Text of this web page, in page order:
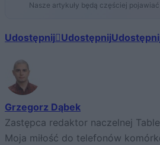
Nasze artykuły będą częściej
Udostępnij Udostępnij
Grzegorz Dąbek
Zastępca redaktor naczelnej
Moja miłość do telefonów